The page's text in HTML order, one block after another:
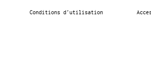
Conditions d’utilisation